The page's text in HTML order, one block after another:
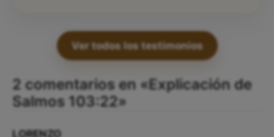
Ver todos los testimonios
2 comentarios en «Explicación de
Salmos 103:22»
LORENZO